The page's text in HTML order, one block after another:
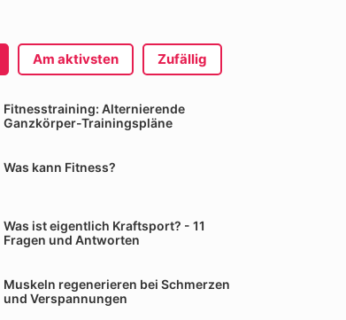
Am aktivsten Zufällig
Fitnesstraining: Alternierende
Ganzkörper-Trainingspläne
Was kann Fitness?
Was ist eigentlich Kraftsport? - 11
Fragen und Antworten
Muskeln regenerieren bei Schmerzen
und Verspannungen